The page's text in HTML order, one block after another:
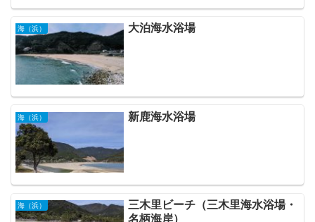
海（浜） 大泊海水浴場
海（浜） 新鹿海水浴場
海（浜）
三木里ビーチ（三木里海水浴場・
名柄海岸）